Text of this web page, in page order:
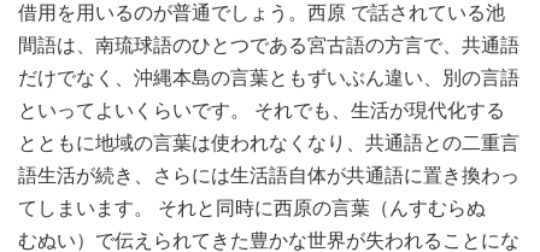
借用を用いるのが普通でしょう。西原 で話されている池
間語は、南琉球語のひとつである宮古語の方言で、共通語
だけでなく、沖縄本島の言葉ともずいぶん違い、別の言語
といってよいくらいです。 それでも、生活が現代化する
とともに地域の言葉は使われなくなり、共通語との二重言
語生活が続き、さらには生活語自体が共通語に置き換わっ
てしまいます。 それと同時に西原の言葉（んすむらぬ
むぬい）で伝えられてきた豊かな世界が失われることにな